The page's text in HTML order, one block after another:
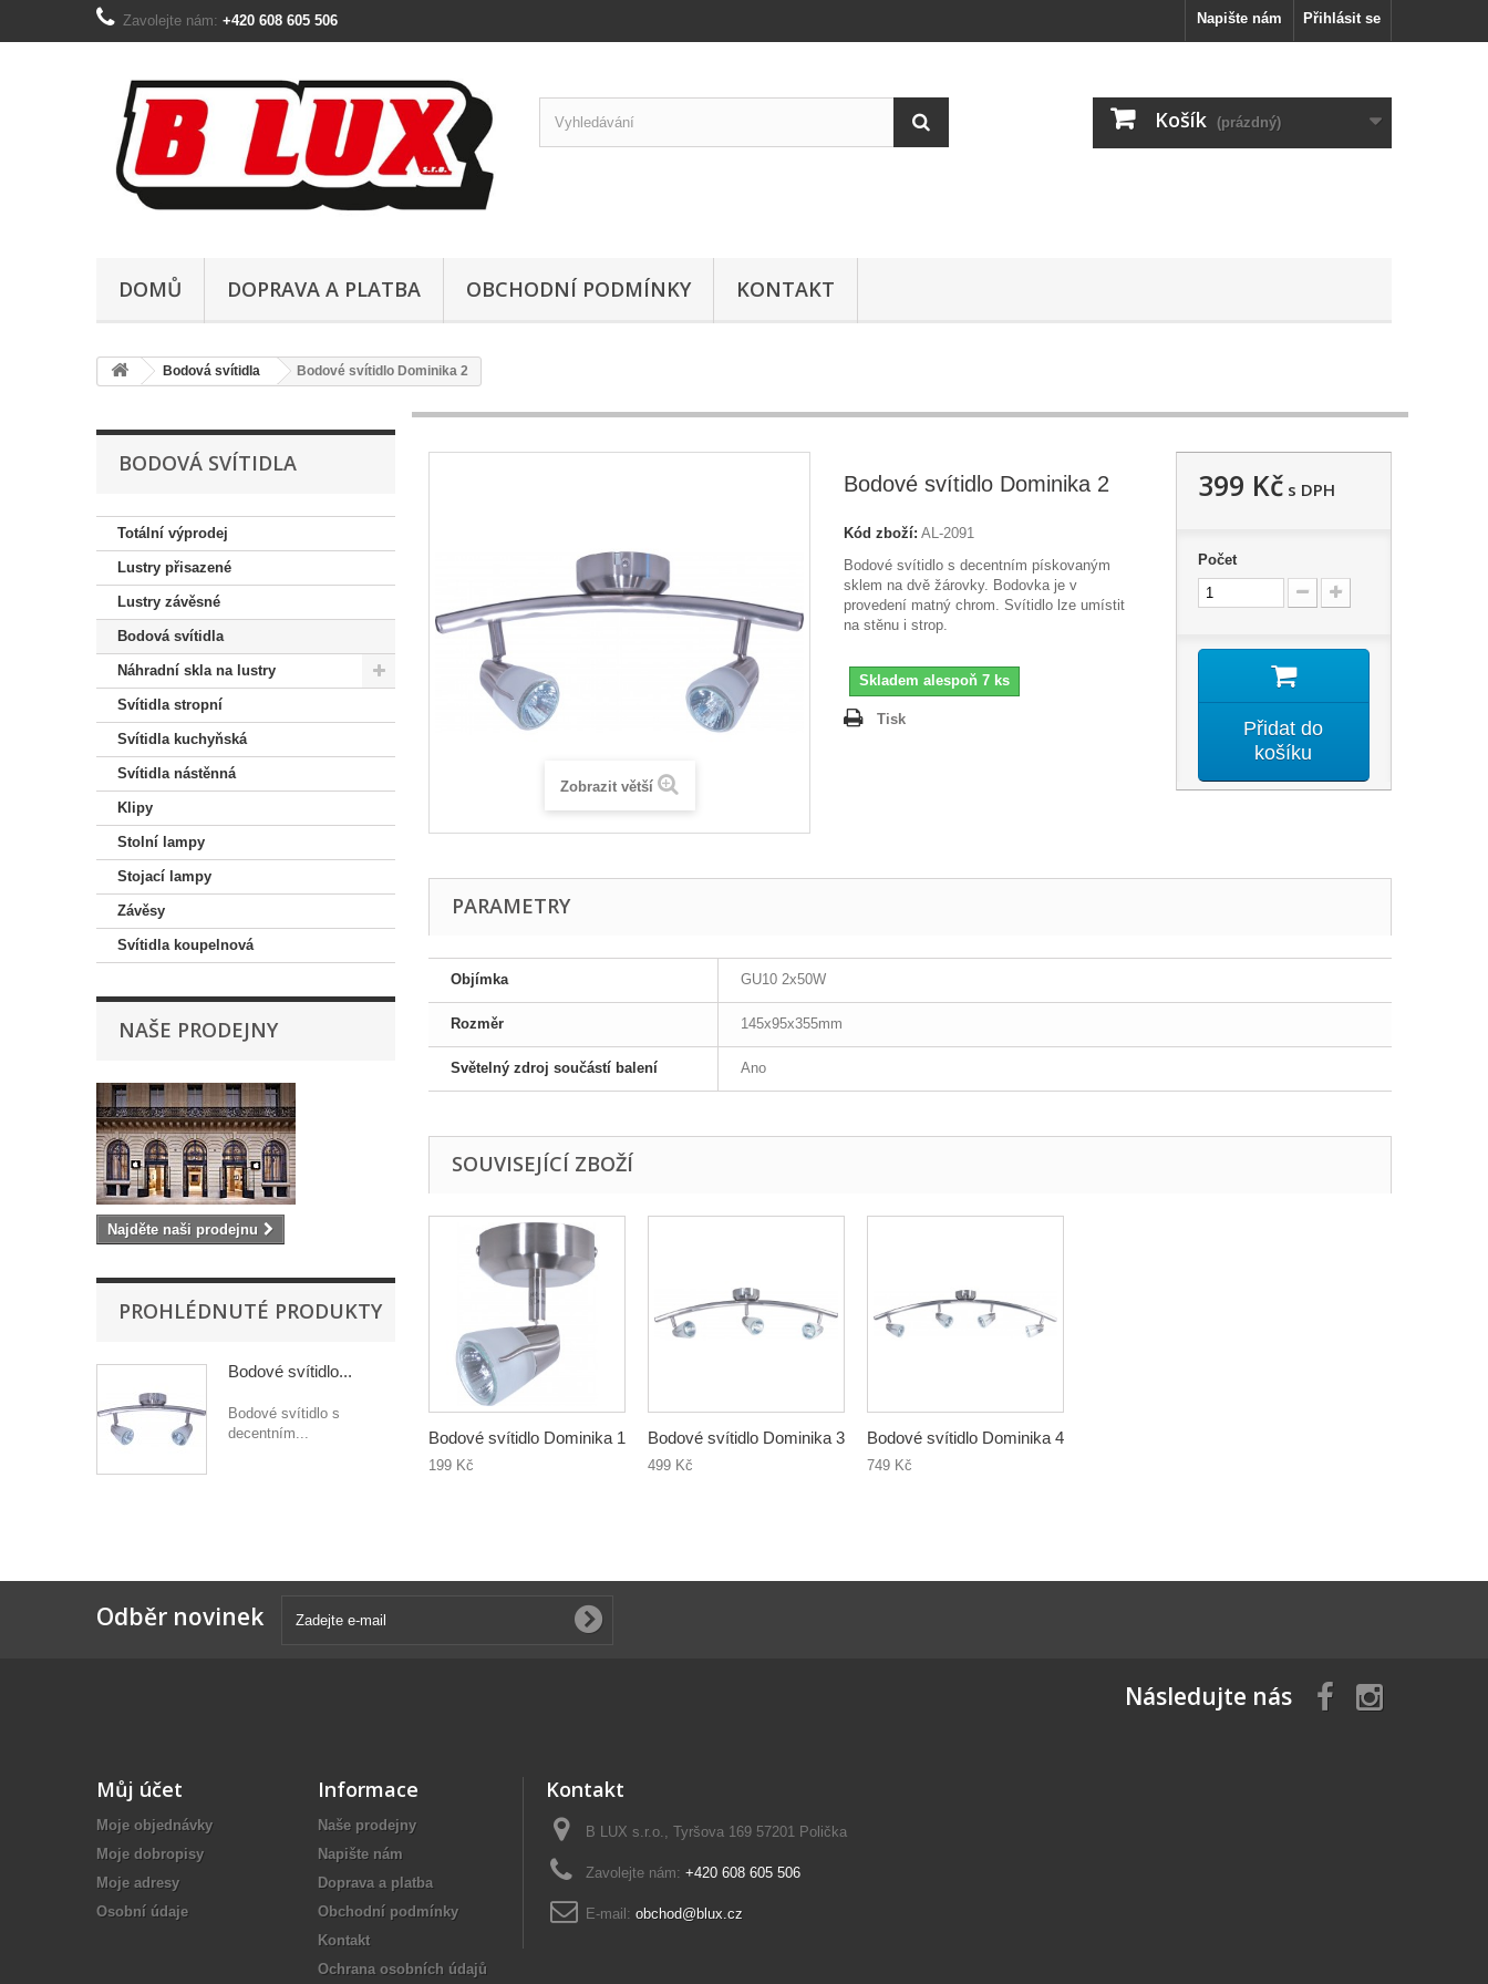
Přihlásit se
Napište nám
Zavolejte nám: +420 608 605 506
Košík (prázdný)
DOMŮ DOPRAVA A PLATBA OBCHODNÍ PODMÍNKY KONTAKT
Bodová svítidla Bodové svítidlo Dominika 2
BODOVÁ SVÍTIDLA
Totální výprodej
Lustry přisazené
Lustry závěsné
Bodová svítidla
Náhradní skla na lustry
Svítidla stropní
Svítidla kuchyňská
Svítidla nástěnná
Klipy
Stolní lampy
Stojací lampy
Závěsy
Svítidla koupelnová
NAŠE PRODEJNY
Najděte naši prodejnu
PROHLÉDNUTÉ PRODUKTY
Bodové svítidlo...
Bodové svítidlo s
decentním...
Zobrazit větší
Bodové svítidlo Dominika 2
Kód zboží: AL-2091
Bodové svítidlo s decentním pískovaným
sklem na dvě žárovky. Bodovka je v
provedení matný chrom. Svítidlo lze umístit
na stěnu i strop.
Skladem alespoň 7 ks
Tisk
399 Kčs DPH
Počet
Přidat do
košíku
PARAMETRY
Objímka GU10 2x50W
Rozměr 145x95x355mm
Světelný zdroj součástí balení Ano
SOUVISEJÍCÍ ZBOŽÍ
Bodové svítidlo Dominika 1
199 Kč
Bodové svítidlo Dominika 3
499 Kč
Bodové svítidlo Dominika 4
749 Kč
Odběr novinek
Následujte nás
Můj účet
Moje objednávky
Moje dobropisy
Moje adresy
Osobní údaje
Informace
Naše prodejny
Napište nám
Doprava a platba
Obchodní podmínky
Kontakt
Ochrana osobních údajů
Kontakt
B LUX s.r.o., Tyršova 169 57201 Polička
Zavolejte nám: +420 608 605 506
E-mail: obchod@blux.cz